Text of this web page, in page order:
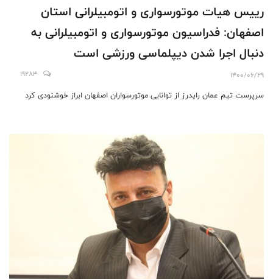
رییس هیات موتورسواری و اتومبیلرانی استان
اصفهان: فدراسیون موتورسواری و اتومبیلرانی به
دنبال اجرا شدن دیپلماسی ورزشی است
1400/06/29
19283
سرپرست تیم عمان رایدرز از توانایی موتورسواران اصفهان ابراز خوشنودی کرد